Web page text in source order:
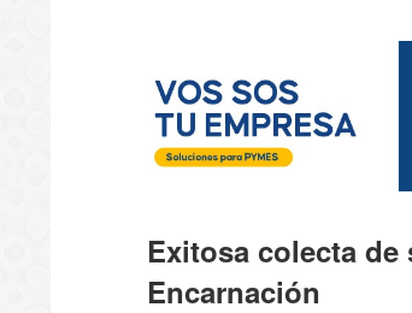
Exitosa colecta de
Encarnación